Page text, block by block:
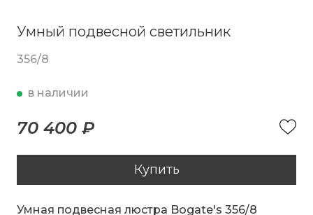
Умный подвесной светильник
356/8
в наличии
70 400 ₽
Купить
Умная подвесная люстра Bogate's 356/8